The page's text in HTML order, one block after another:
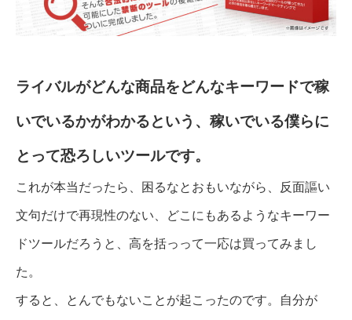
ライバルがどんな商品をどんなキーワードで稼
いでいるかがわかるという、稼いでいる僕らに
とって恐ろしいツールです。
これが本当だったら、困るなとおもいながら、反面謳い
文句だけで再現性のない、どこにもあるようなキーワー
ドツールだろうと、高を括っって一応は買ってみまし
た。
すると、とんでもないことが起こったのです。自分が